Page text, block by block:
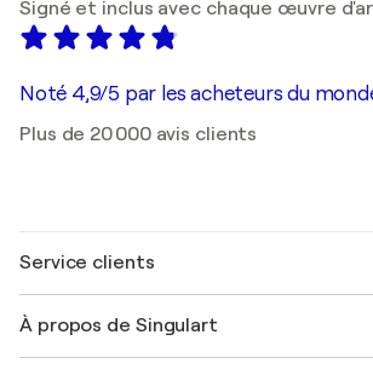
Signé et inclus avec chaque œuvre
Noté 4,9/5 par les acheteurs du
Plus de 20 000 avis clients
Service clients
Expédition
À propos de Singulart